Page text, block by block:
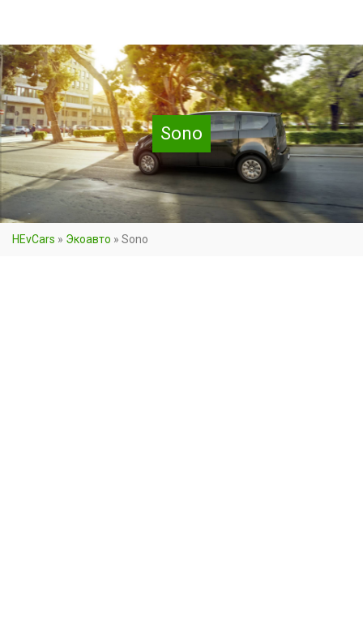
Sono
HEvCars » Экоавто » Sono